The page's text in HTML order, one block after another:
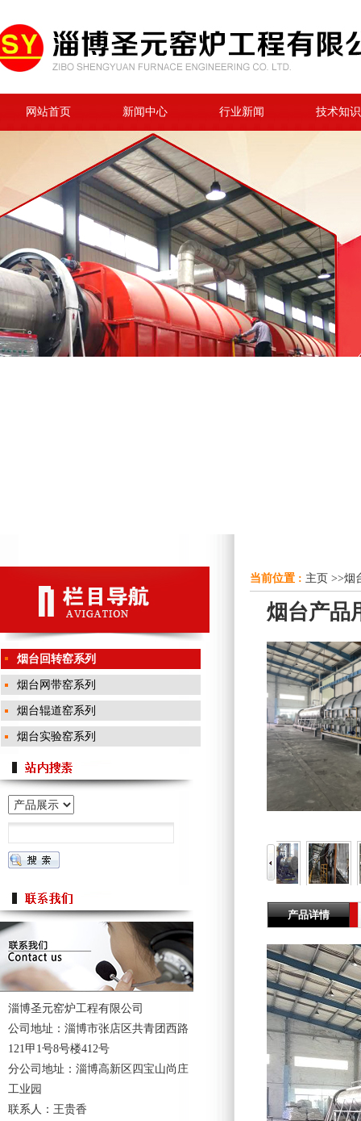
网站首页 新闻中心 行业新闻 技术知识
当前位置 : 主页 >>烟
烟台产品
产品详情
烟台回转窑系列
烟台网带窑系列
烟台辊道窑系列
烟台实验窑系列
淄博圣元窑炉工程有限公司
公司地址：淄博市张店区共青团西路
121甲1号8号楼412号
分公司地址：淄博高新区四宝山尚庄
工业园
联系人：王贵香